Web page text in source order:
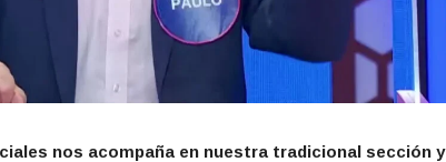
nos acompaña en nuestra tradicional sección y